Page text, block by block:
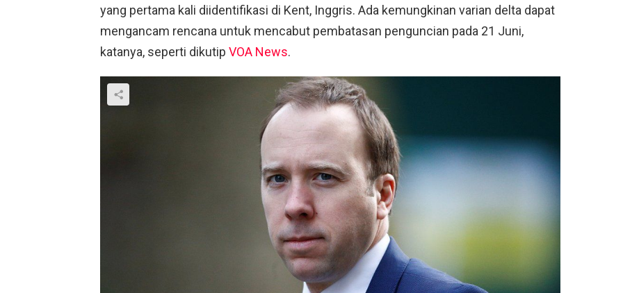
yang pertama kali diidentifikasi di Kent, Inggris. Ada kemungkinan varian delta dapat
mengancam rencana untuk mencabut pembatasan penguncian pada 21 Juni,
katanya, seperti dikutip VOA News.